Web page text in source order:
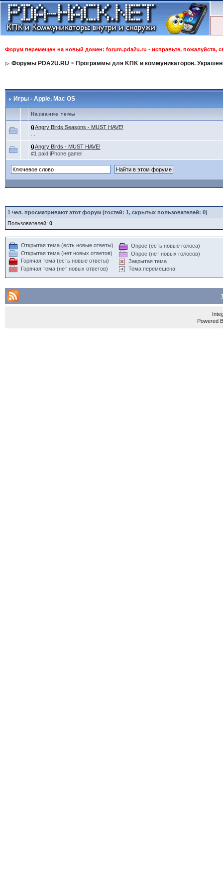
Форум перемещен на новый домен: forum.pda2u.ru - исправьте, пожалуйста,
Форумы PDA2U.RU > Программы для KПK и коммуникаторов.
Игры - Apple, Mac OS
Название темы
Angry Birds Seasons - MUST HAVE!
Angry Birds - MUST HAVE!
#1 paid iPhone game!
1 чел. просматривают этот форум (гостей: 1, скрытых пользователей: 0)
Пользователей: 0
Открытая тема (есть новые ответы)
Открытая тема (нет новых ответов)
Горячая тема (есть новые ответы)
Горячая тема (нет новых ответов)
Опрос (есть новые голоса)
Опрос (нет новых голосов)
Закрытая тема
Тема перемещена
Powered